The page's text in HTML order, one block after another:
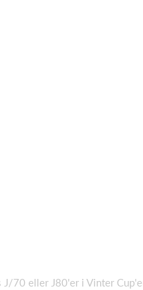
70 eller J80'er i Vinter